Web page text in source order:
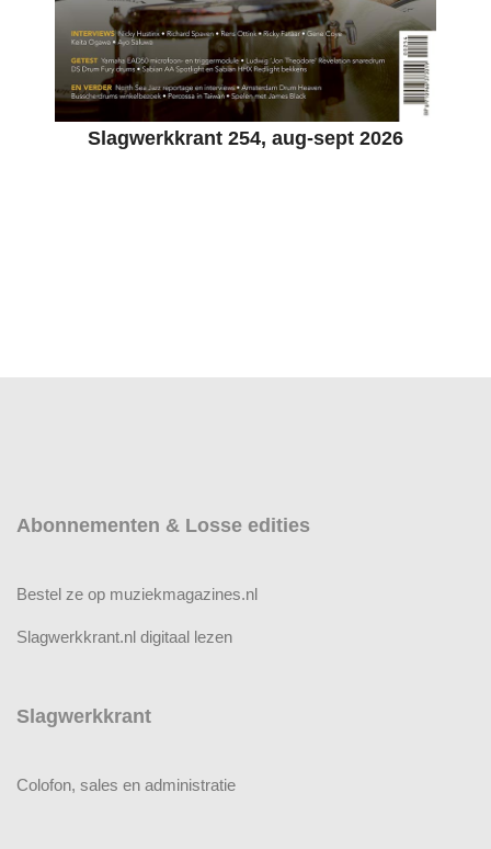
Slagwerkkrant 254, aug-sept 2026
Abonnementen & Losse edities
Bestel ze op muziekmagazines.nl
Slagwerkkrant.nl digitaal lezen
Slagwerkkrant
Colofon, sales en administratie